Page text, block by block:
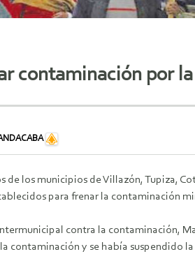
contaminación por
de los municipios de Villazón, Tupiza,
para frenar la contaminación
contra la contaminación,
contaminación y se había suspendido